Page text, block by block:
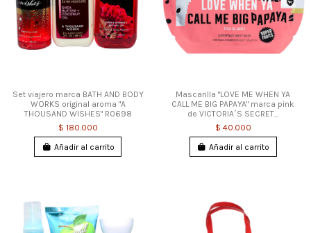
Set viajero marca BATH AND BODY
WORKS original aroma "A
THOUSAND WISHES" R0698
$ 180.000
Añadir al carrito
Mascarilla "LOVE ME WHEN YA
CALL ME BIG PAPAYA" marca pink
de VICTORIA´S SECRET...
$ 40.000
Añadir al carrito